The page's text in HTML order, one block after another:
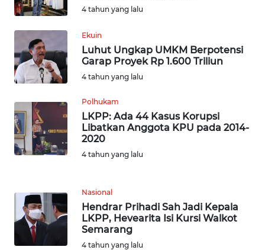
4 tahun yang lalu
Ekuin
Luhut Ungkap UMKM Berpotensi
Garap Proyek Rp 1.600 Triliun
4 tahun yang lalu
Polhukam
LKPP: Ada 44 Kasus Korupsi
Libatkan Anggota KPU pada 2014-
2020
4 tahun yang lalu
Nasional
Hendrar Prihadi Sah Jadi Kepala
LKPP, Hevearita Isi Kursi Walkot
Semarang
4 tahun yang lalu
DEPOK
WN
TAPANULI
UTARA
SAMOSIR
WN
PADANG
WN
SUMEDANG
WN